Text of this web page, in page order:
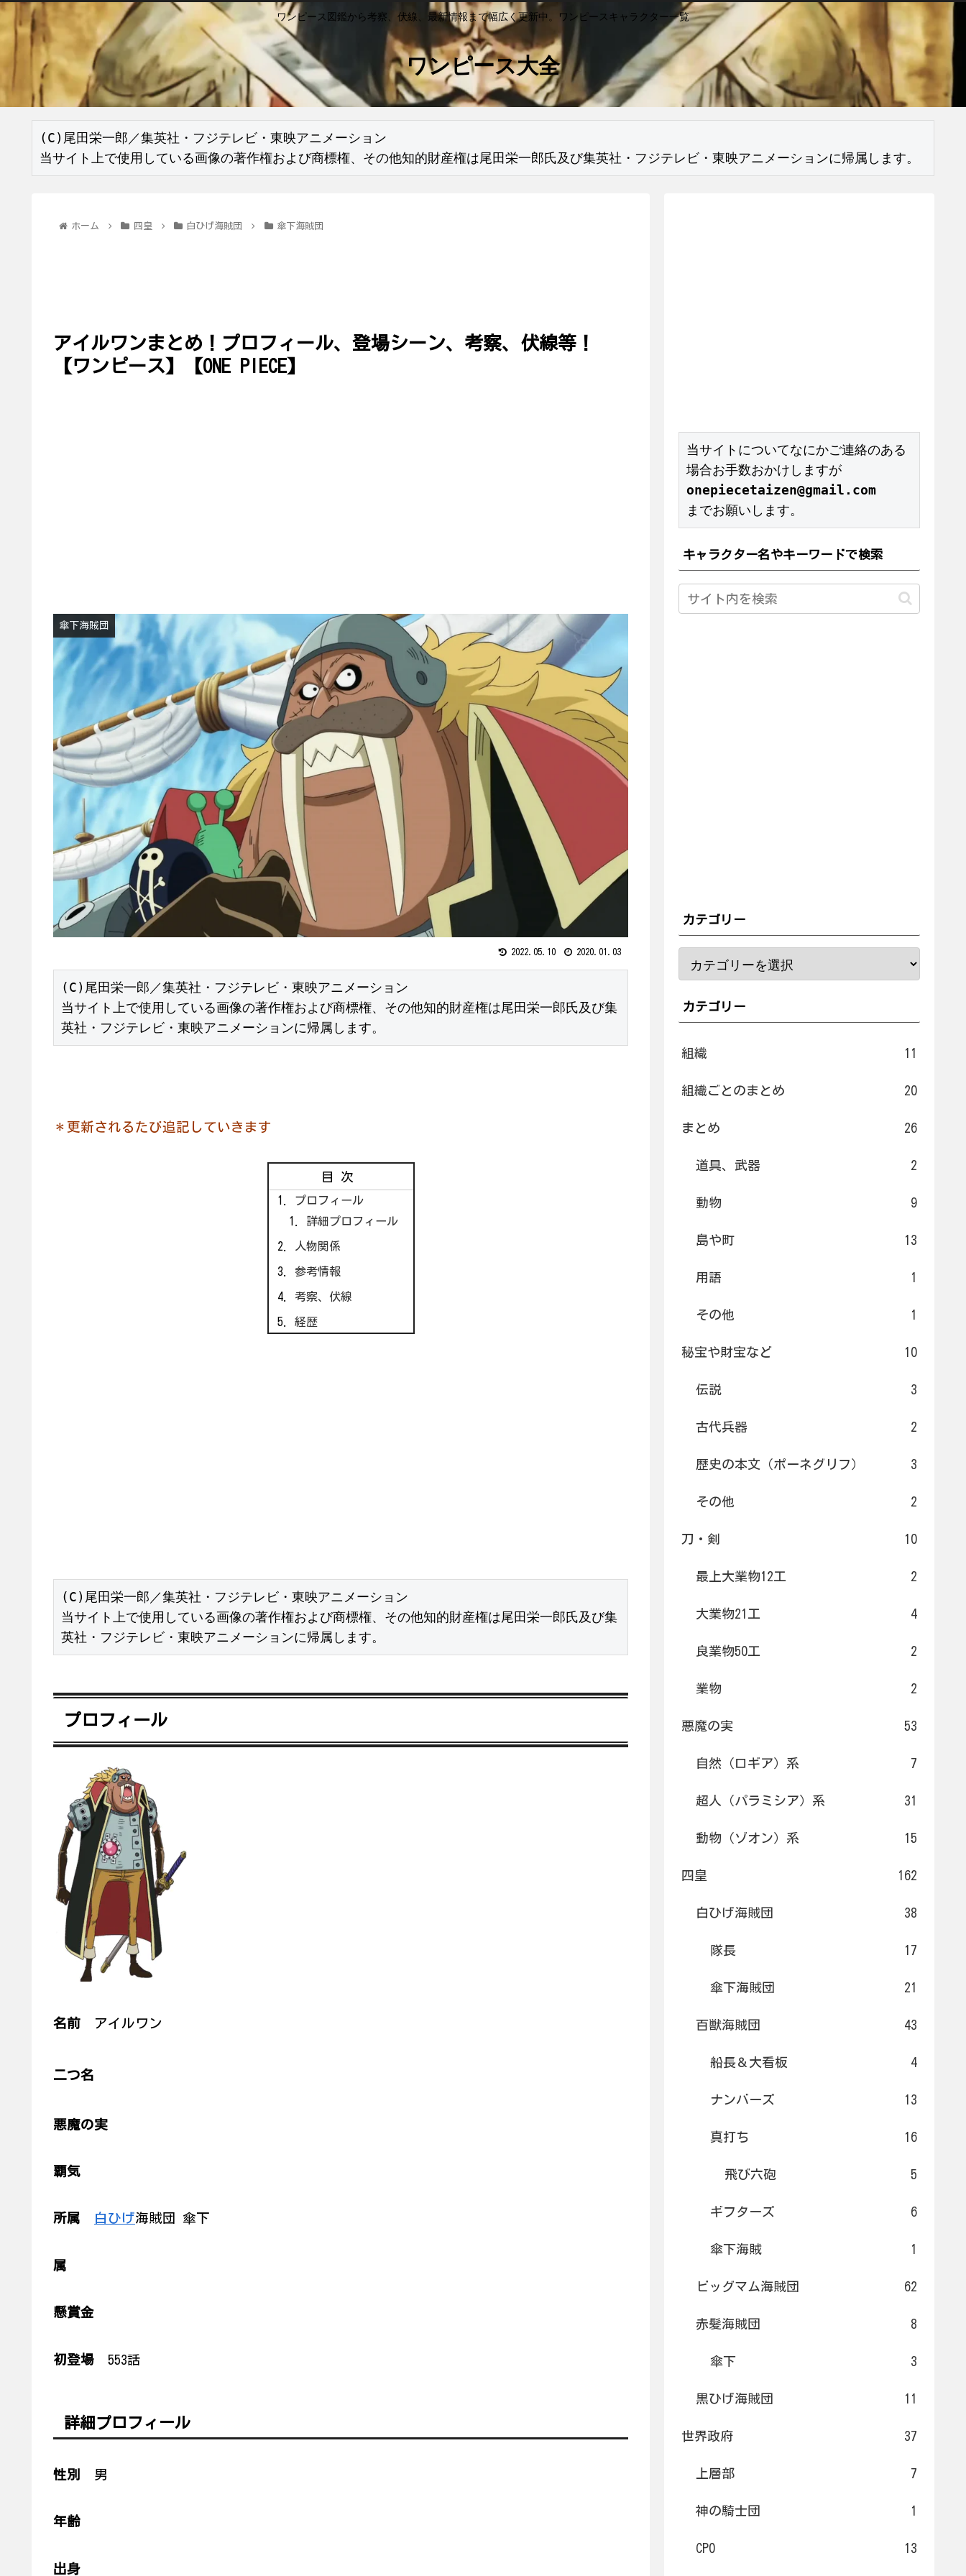
ワンピース図鑑から考察、伏線、最新情報まで幅広く更新中。ワンピースキャラクター一覧
ワンピース大全
(C)尾田栄一郎／集英社・フジテレビ・東映アニメーション
当サイト上で使用している画像の著作権および商標権、その他知的財産権は尾田栄一郎氏及び集英社・フジテレビ・東映アニメーションに帰属します。
ホーム 四皇 白ひげ海賊団 傘下海賊団
アイルワンまとめ！プロフィール、登場シーン、考察、伏線等！
【ワンピース】【ONE PIECE】
傘下海賊団
2022.05.10 2020.01.03
(C)尾田栄一郎／集英社・フジテレビ・東映アニメーション
当サイト上で使用している画像の著作権および商標権、その他知的財産権は尾田栄一郎氏及び集
英社・フジテレビ・東映アニメーションに帰属します。
＊更新されるたび追記していきます
目次
プロフィール
詳細プロフィール
人物関係
参考情報
考察、伏線
経歴
(C)尾田栄一郎／集英社・フジテレビ・東映アニメーション
当サイト上で使用している画像の著作権および商標権、その他知的財産権は尾田栄一郎氏及び集
英社・フジテレビ・東映アニメーションに帰属します。
プロフィール
名前 アイルワン
二つ名
悪魔の実
覇気
所属 白ひげ海賊団 傘下
属
懸賞金
初登場 553話
詳細プロフィール
性別 男
年齢
出身
当サイトについてなにかご連絡のある
onepiecetaizen@gmail.com
までお願いします。
キャラクター名やキーワードで検索
カテゴリー
カテゴリー
組織 11
組織ごとのまとめ 20
まとめ 26
道具、武器 2
動物 9
島や町 13
用語 1
その他 1
秘宝や財宝など 10
伝説 3
古代兵器 2
歴史の本文（ポーネグリフ） 3
その他 2
刀・剣 10
最上大業物12工 2
大業物21工 4
良業物50工 2
業物 2
悪魔の実 53
自然（ロギア）系 7
超人（パラミシア）系 31
動物（ゾオン）系 15
四皇 162
白ひげ海賊団 38
隊長 17
傘下海賊団 21
百獣海賊団 43
船長＆大看板 4
ナンバーズ 13
真打ち 16
飛び六砲 5
ギフターズ 6
傘下海賊 1
ビッグマム海賊団 62
赤髪海賊団 8
傘下 3
黒ひげ海賊団 11
世界政府 37
上層部 7
神の騎士団 1
CP0 13